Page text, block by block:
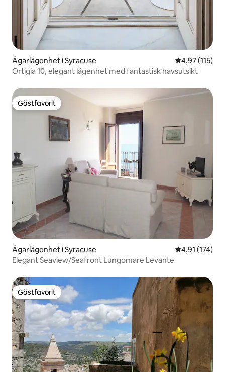
Ägarlägenhet i Syracuse 4,97 av 5 i
4,97 (115)
Ortigia 10, elegant lägenhet med fantastisk havsutsikt
Gästfavorit
Gästfavorit
Ägarlägenhet i Syracuse 4,91 av 5 i
4,91 (174)
Elegant Seaview/Seafront Lungomare Levante
Gästfavorit
Gästfavorit